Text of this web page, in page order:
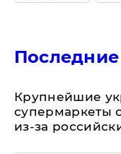
Крупнейшие
супермаркеты
из-за